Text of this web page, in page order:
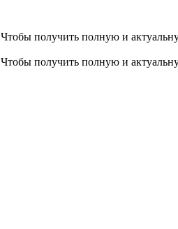
Чтобы получить полную и
Чтобы получить полную и